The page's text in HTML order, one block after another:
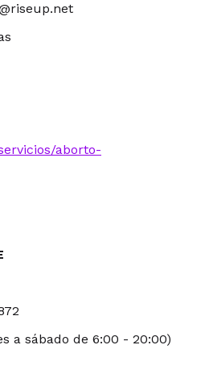
aborto-
a sábado de 6:00 - 20:00)